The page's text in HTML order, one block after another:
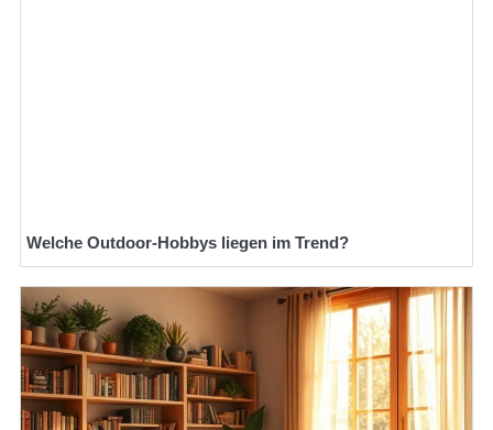
Welche Outdoor-Hobbys liegen im Trend?